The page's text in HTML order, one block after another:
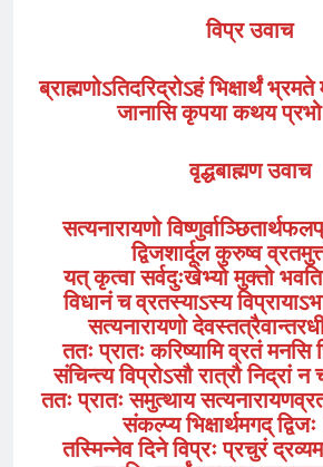
विप्र उवाच
ब्राह्मणोऽतिदरिद्रोऽहं भिक्षार्थं
जानासि कृपया कथय
वृद्धबाह्मण उवाच
सत्यनारायणो
द्विजशार्दूल कुरुष्व
यत् कृत्वा सर्वदुःखेभ्यो मुक्तो
विधानं च व्रतस्याऽस्य
सत्यनारायणो
ततः प्रातः करिष्यामि व्रतं मनसि
संचिन्त्य विप्रोऽसौ रात्रौ
ततः प्रातः समुत्थाय
संकल्प्य भिक्षार्थमगद्
तस्मिन्नेव दिने विप्रः प्रचुरं